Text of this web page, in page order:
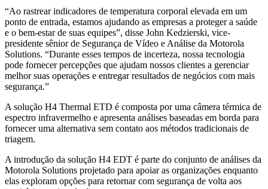
“Ao rastrear indicadores de temperatura corporal elevada em um
ponto de entrada, estamos ajudando as empresas a proteger a saúde
e o bem-estar de suas equipes”, disse John Kedzierski, vice-
presidente sênior de Segurança de Vídeo e Análise da Motorola
Solutions. “Durante esses tempos de incerteza, nossa tecnologia
pode fornecer percepções que ajudam nossos clientes a gerenciar
melhor suas operações e entregar resultados de negócios com mais
segurança.”
A solução H4 Thermal ETD é composta por uma câmera térmica de
espectro infravermelho e apresenta análises baseadas em borda para
fornecer uma alternativa sem contato aos métodos tradicionais de
triagem.
A introdução da solução H4 EDT é parte do conjunto de análises da
Motorola Solutions projetado para apoiar as organizações enquanto
elas exploram opções para retornar com segurança de volta aos